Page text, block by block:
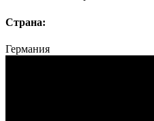
Страна:
Германия